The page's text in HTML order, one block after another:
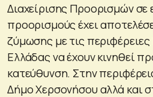
Διαχείρισης Προορισμών σε
προορισμούς έχει
ζύμωσης με τις
Ελλάδας να έχουν κινηθεί
κατεύθυνση. Στην
Δήμο Χερσονήσου αλλά και